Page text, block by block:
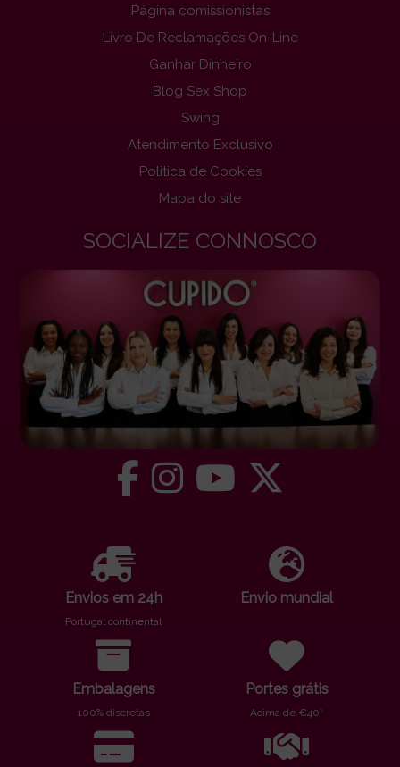
Página comissionistas
Livro De Reclamações On-Line
Ganhar Dinheiro
Blog Sex Shop
Swing
Atendimento Exclusivo
Politica de Cookies
Mapa do site
SOCIALIZE CONNOSCO
Envios em 24h
Portugal continental
Envio mundial
Embalagens
100% discretas
Portes grátis
Acima de €40*